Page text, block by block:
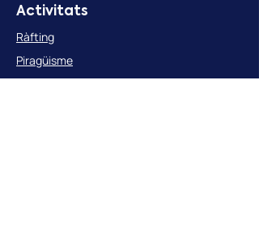
Activitats
Ràfting
Piragüisme
Open Kayak